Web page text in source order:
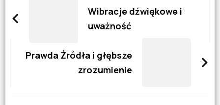
wpisy
Wibracje dźwiękowe i
uważność
Prawda Źródła i głębsze
zrozumienie